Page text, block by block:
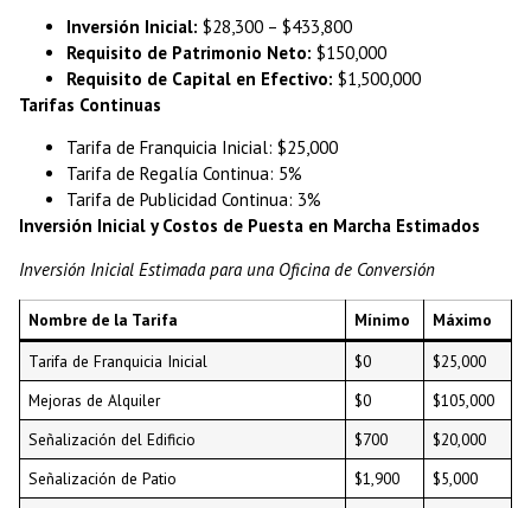
Inversión Inicial: $28,300 – $433,800
Requisito de Patrimonio Neto: $150,000
Requisito de Capital en Efectivo: $1,500,000
Tarifas Continuas
Tarifa de Franquicia Inicial: $25,000
Tarifa de Regalía Continua: 5%
Tarifa de Publicidad Continua: 3%
Inversión Inicial y Costos de Puesta en Marcha Estimados
Inversión Inicial Estimada para una Oficina de Conversión
Nombre de la Tarifa Mínimo
Máximo
Tarifa de Franquicia Inicial
$0
$25,000
Mejoras de Alquiler
$0
$105,000
Señalización del Edificio
$700
$20,000
Señalización de Patio
$1,900
$5,000